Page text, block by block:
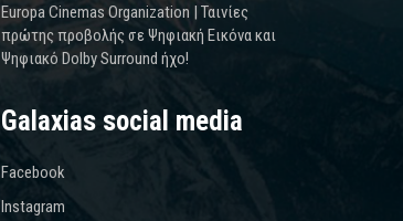
Europa Cinemas Organization | Ταινίες
πρώτης προβολής σε Ψηφιακή Εικόνα και
Ψηφιακό Dolby Surround ήχο!
Galaxias social media
Facebook
Instagram